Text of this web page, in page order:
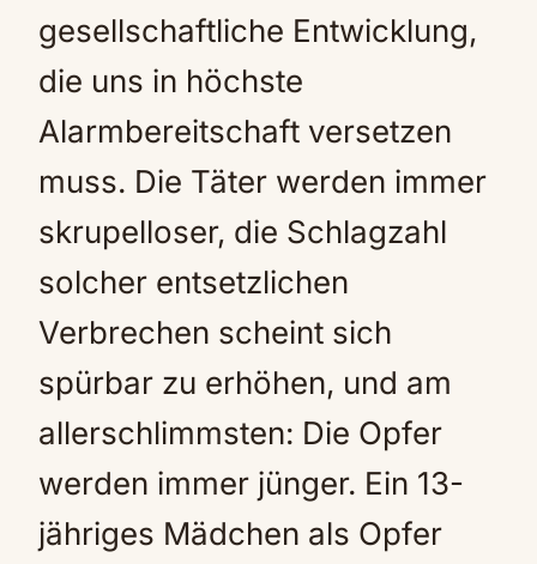
gesellschaftliche Entwicklung,
die uns in höchste
Alarmbereitschaft versetzen
muss. Die Täter werden immer
skrupelloser, die Schlagzahl
solcher entsetzlichen
Verbrechen scheint sich
spürbar zu erhöhen, und am
allerschlimmsten: Die Opfer
werden immer jünger. Ein 13-
jähriges Mädchen als Opfer